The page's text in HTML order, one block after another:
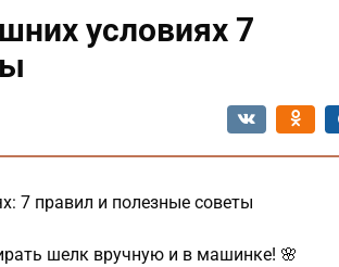
условиях 7
7 правил и полезные советы
шелк вручную и в машинке! 🌸